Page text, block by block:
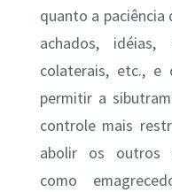
quanto a
achados,
colaterais, etc., e
permitir a
controle mais
abolir os outros
como